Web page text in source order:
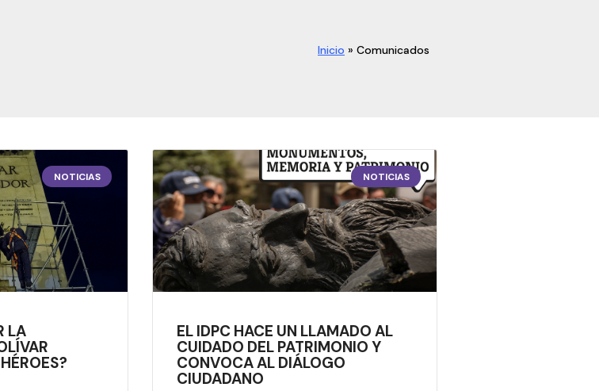
Inicio » Comunicados
NOTICIAS
LA
NOTICIAS
EL IDPC HACE UN LLAMADO AL
CUIDADO DEL PATRIMONIO Y
CONVOCA AL DIÁLOGO
CIUDADANO